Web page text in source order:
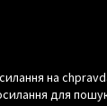
на
для